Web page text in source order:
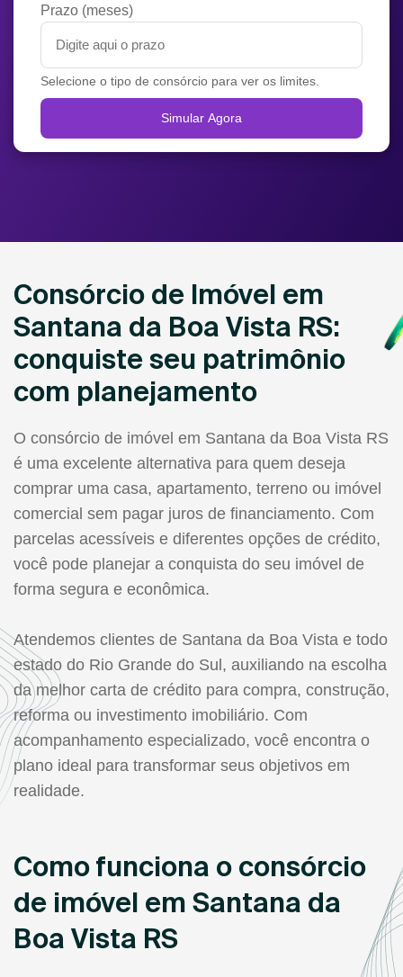
Prazo (meses)
Selecione o tipo de consórcio para ver os limites.
Simular Agora
Consórcio de Imóvel em
Santana da Boa Vista RS:
conquiste seu patrimônio
com planejamento
O consórcio de imóvel em Santana da Boa Vista RS
é uma excelente alternativa para quem deseja
comprar uma casa, apartamento, terreno ou imóvel
comercial sem pagar juros de financiamento. Com
parcelas acessíveis e diferentes opções de crédito,
você pode planejar a conquista do seu imóvel de
forma segura e econômica.
Atendemos clientes de Santana da Boa Vista e todo
estado do Rio Grande do Sul, auxiliando na escolha
da melhor carta de crédito para compra, construção,
reforma ou investimento imobiliário. Com
acompanhamento especializado, você encontra o
plano ideal para transformar seus objetivos em
realidade.
Como funciona o consórcio
de imóvel em Santana da
Boa Vista RS